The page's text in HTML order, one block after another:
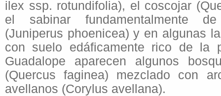
ilex ssp. rotundifolia), el coscojar
el sabinar fundamentalmente
(Juniperus phoenicea) y en algunas
con suelo edáficamente rico de la
Guadalope aparecen algunos
(Quercus faginea) mezclado con
avellanos (Corylus avellana).